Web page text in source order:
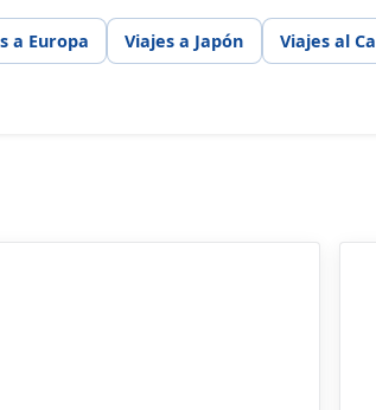
a Europa Viajes a Japón Viajes al